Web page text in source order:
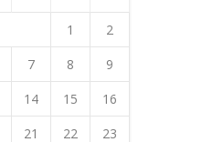
1
2
7 8
9
14 15
16
21 22
23